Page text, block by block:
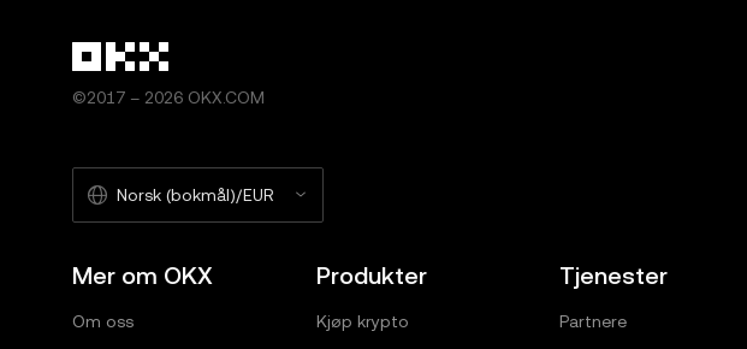
©2017 – 2026 OKX.COM
Norsk (bokmål)/EUR
Mer om OKX
Om oss
Produkter
Kjøp krypto
Tjenester
Partnere